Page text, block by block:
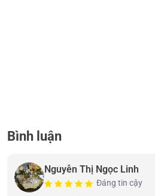
Bình luận
Nguyễn Thị Ngọc Linh
Đáng tin cậy